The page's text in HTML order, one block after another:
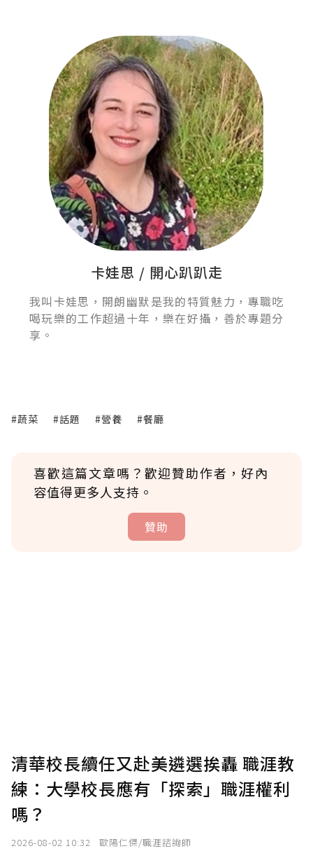
卡娃思 / 開心趴趴走
我叫卡娃思，開朗幽默是我的特質魅力，專職吃
喝玩樂的工作超過十年，樂在好攝，善於專題分
享。
#蔬菜 #話題 #營養 #餐廳
喜歡這篇文章嗎？歡迎贊助作者，好內
容值得更多人支持。
贊助
確認送出
清華校長續任又赴美遴選挨轟 職涯教
練：大學校長應有「探索」職涯權利
嗎？
2026-08-02 10:32 歐陽仁傑/職涯諮詢師